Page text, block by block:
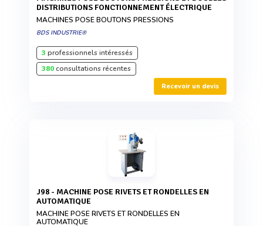
DISTRIBUTIONS FONCTIONNEMENT ÉLECTRIQUE
MACHINES POSE BOUTONS PRESSIONS
BDS INDUSTRIE®
3 professionnels intéressés
380consultations récentes
Recevoir un devis
J98 - MACHINE POSE RIVETS ET RONDELLES EN
AUTOMATIQUE
MACHINE POSE RIVETS ET RONDELLES EN
AUTOMATIQUE